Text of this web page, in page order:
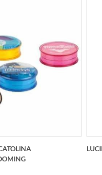
è un burrocacao
dotato di strass Da
pezzi